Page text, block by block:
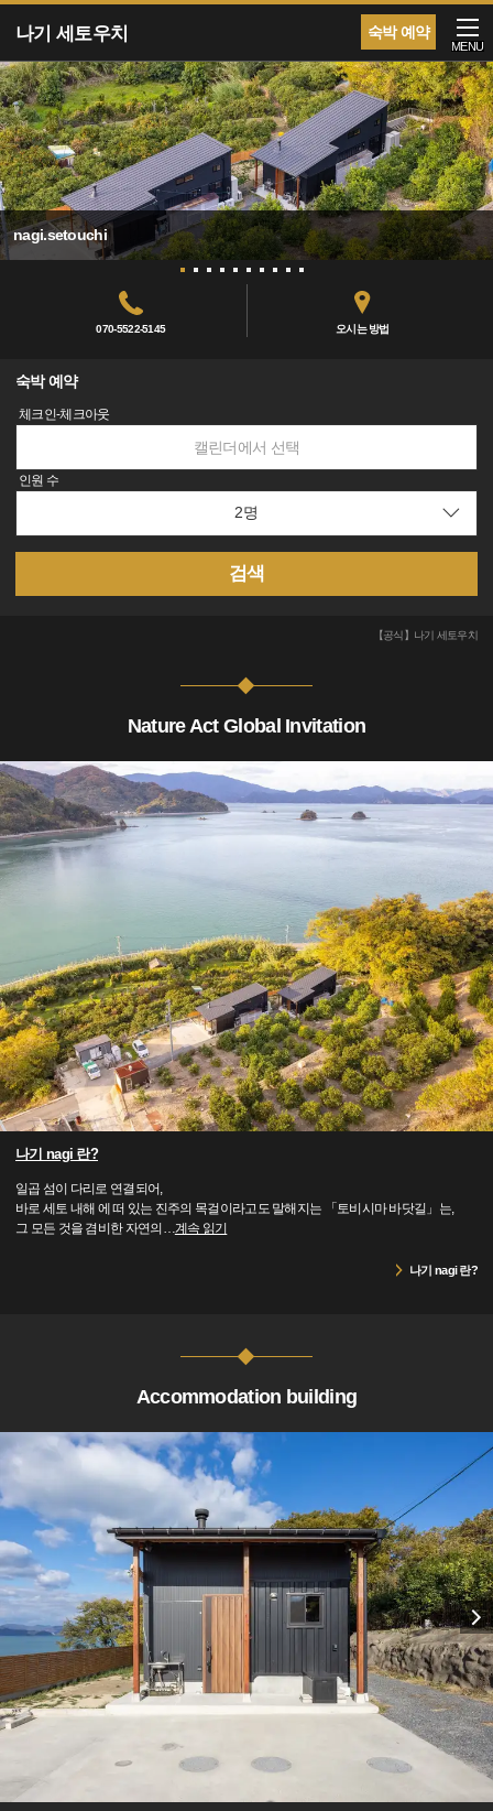
숙박 예약
나기 세토우치
MENU
nagi.setouchi
070-5522-5145 오시는 방법
숙박 예약
체크인-체크아웃
캘린더에서 선택
인원 수
검색
【공식】나기 세토우치
Nature Act Global Invitation
나기 nagi 란?
일곱 섬이 다리로 연결되어,
바로 세토 내해 에 떠 있는 진주의 목걸이라고도 말해지는 「토비시마 바닷길」는,
그 모든 것을 겸비한 자연의 …계속 읽기
나기 nagi 란?
Accommodation building